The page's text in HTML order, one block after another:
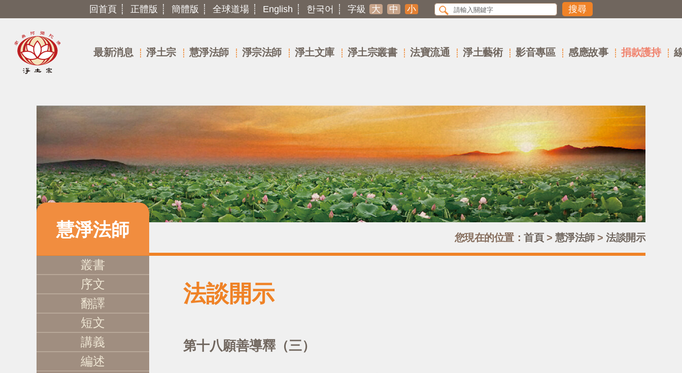
回首頁 正體版 簡體版 全球道場 English 한국어 字級 大 中 小
最新消息 淨土宗 慧淨法師 淨宗法師 淨土文庫 淨土宗叢書 法寶流通 淨土藝術 影音專區 感應故事 捐款護持
慧淨法師 您現在的位置： 首頁> 慧淨法師> 法談開示
叢書
序文
翻譯
短文
講義
編述
法談開示
第十八願善導釋（三）